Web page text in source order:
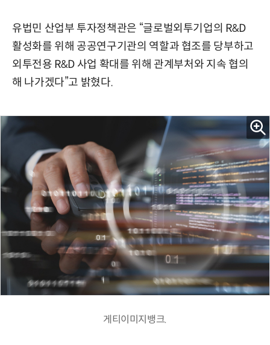
유법민 산업부 투자정책관은 “글로벌외투기업의 R&D
활성화를 위해 공공연구기관의 역할과 협조를 당부하고
외투전용 R&D 사업 확대를 위해 관계부처와 지속 협의
해 나가겠다”고 밝혔다.
게티이미지뱅크.